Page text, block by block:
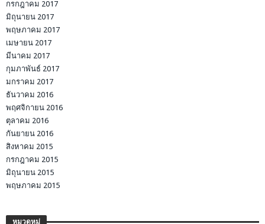
กรกฎาคม 2017
มิถุนายน 2017
พฤษภาคม 2017
เมษายน 2017
มีนาคม 2017
กุมภาพันธ์ 2017
มกราคม 2017
ธันวาคม 2016
พฤศจิกายน 2016
ตุลาคม 2016
กันยายน 2016
สิงหาคม 2015
กรกฎาคม 2015
มิถุนายน 2015
พฤษภาคม 2015
หมวดหมู่